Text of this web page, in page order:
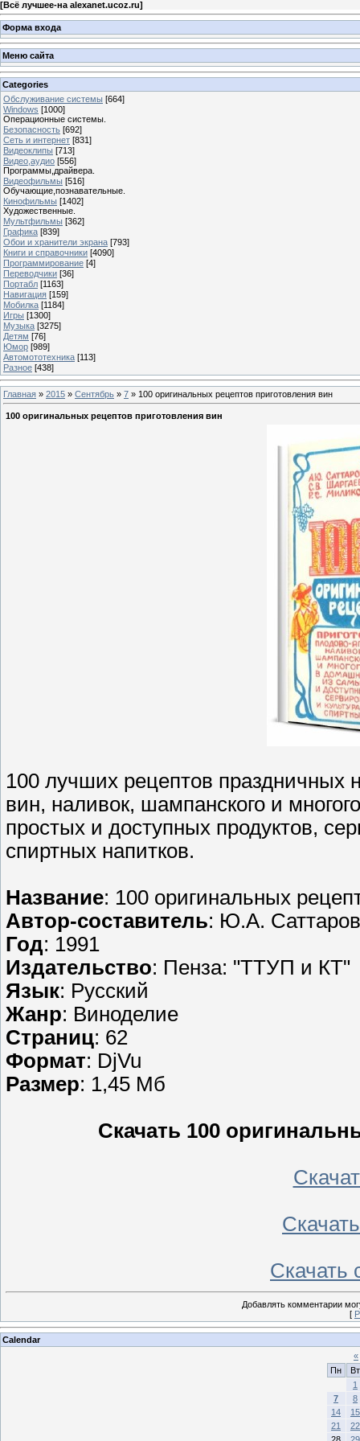
[Всё лучшее-на alexanet.ucoz.ru]
Форма входа
Меню сайта
Categories
Обслуживание системы [664]
Windows [1000]
Операционные системы.
Безопасность [692]
Сеть и интернет [831]
Видеоклипы [713]
Видео,аудио [556]
Программы,драйвера.
Видеофильмы [516]
Обучающие,познавательные.
Кинофильмы [1402]
Художественные.
Мультфильмы [362]
Графика [839]
Обои и хранители экрана [793]
Книги и справочники [4090]
Программирование [4]
Переводчики [36]
Портабл [1163]
Навигация [159]
Мобилка [1184]
Игры [1300]
Музыка [3275]
Детям [76]
Юмор [989]
Автомототехника [113]
Разное [438]
Главная » 2015 » Сентябрь » 7 » 100 оригинальных рецептов приготовления вин
100 оригинальных рецептов приготовления вин
100 лучших рецептов праздничных
вин, наливок, шампанского и
простых и доступных продуктов,
спиртных напитков.
Название: 100 оригинальных
Автор-составитель: Ю.А.
Год: 1991
Издательство: Пенза: "ТТУП и КТ"
Язык: Русский
Жанр: Виноделие
Страниц: 62
Формат: DjVu
Размер: 1,45 Мб
Скачать 100
Скачать
Добавлять комментарии
[
Calendar
«
Пн
Вт
1
7
8
14
15
21
22